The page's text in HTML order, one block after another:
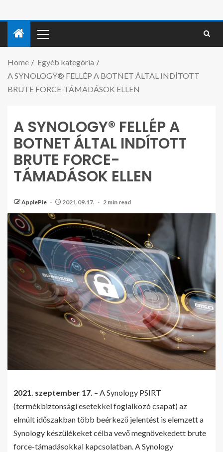
Home
Egyéb kategória
A SYNOLOGY® FELLÉP A BOTNET ÁLTAL INDÍTOTT
BRUTE FORCE-TÁMADÁSOK ELLEN
A SYNOLOGY® FELLÉP A
BOTNET ÁLTAL INDÍTOTT
BRUTE FORCE-
TÁMADÁSOK ELLEN
ApplePie 2021.09.17. 2 min read
2021. szeptember 17. – A Synology PSIRT
(termékbiztonsági esetekkel foglalkozó csapat) az
elmúlt időszakban több beérkező jelentést is elemzett a
Synology készülékeket célba vevő megnövekedett brute
force-támadásokkal kapcsolatban. A Synology